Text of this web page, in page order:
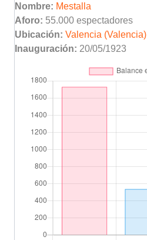
Roberto Fernández
Nombre: Mestalla
Aforo: 55.000 espectadores
Ubicación: Valencia (Valencia)
Inauguración: 20/05/1923